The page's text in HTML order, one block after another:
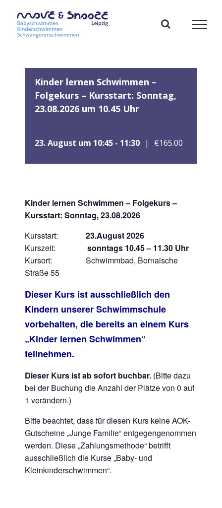
Inhalt
springen
Kinder lernen Schwimmen –
Folgekurs – Kursstart: Sonntag,
23.08.2026 um 10.45 Uhr
23. August um 10:45 - 11:30 | €165.00
Kinder lernen Schwimmen – Folgekurs –
Kursstart: Sonntag, 23.08.2026
Kursstart: 23.August 2026
Kurszeit: sonntags 10.45 – 11.30 Uhr
Kursort: Schwimmbad, Bornaische
Straße 55
Dieser Kurs ist ausschließlich den
Kindern unserer Schwimmschule
vorbehalten, die bereits an einem Kurs
„Kinder lernen Schwimmen“
teilnehmen.
Dieser Kurs ist ab sofort buchbar. (Bitte dazu
bei der Buchung die Anzahl der Plätze von 0 auf
1 verändern.)
Bitte beachtet, dass für diesen Kurs keine AOK-
Gutscheine „Junge Familie“ entgegengenommen
werden. Diese „Zahlungsmethode“ betrifft
ausschließlich die Kurse „Baby- und
Kleinkinderschwimmen“.